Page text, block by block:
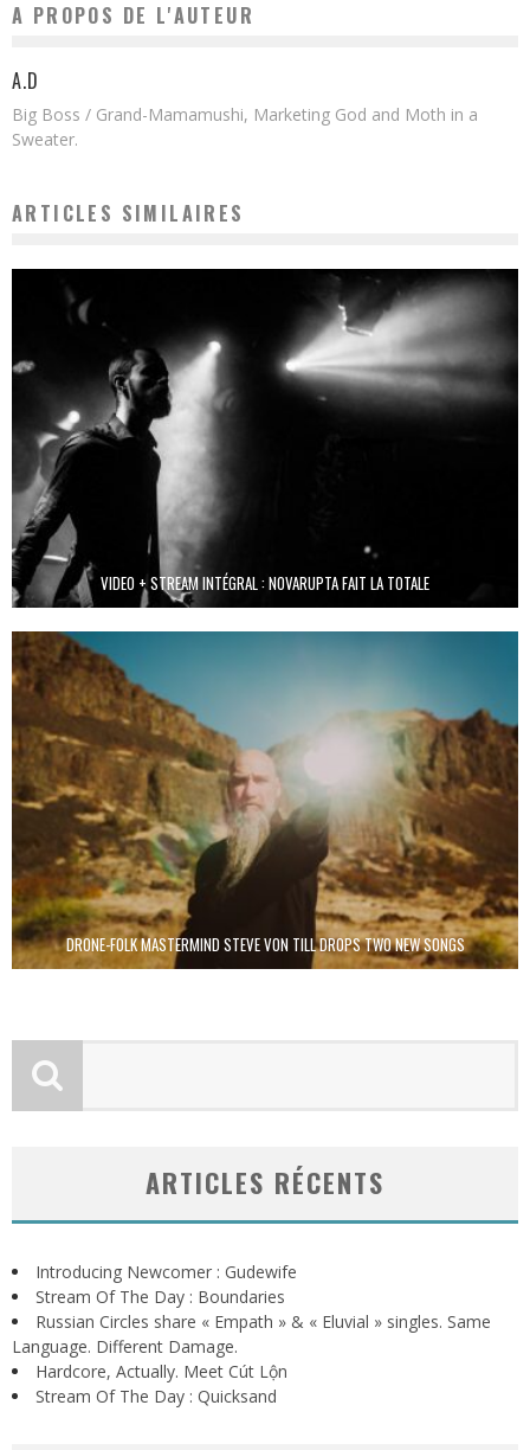
A PROPOS DE L'AUTEUR
A.D
Big Boss / Grand-Mamamushi, Marketing God and Moth in a
Sweater.
ARTICLES SIMILAIRES
VIDEO + STREAM INTÉGRAL : NOVARUPTA FAIT LA TOTALE
DRONE-FOLK MASTERMIND STEVE VON TILL DROPS TWO NEW SONGS
ARTICLES RÉCENTS
Introducing Newcomer : Gudewife
Stream Of The Day : Boundaries
Russian Circles share « Empath » & « Eluvial » singles. Same
Language. Different Damage.
Hardcore, Actually. Meet Cút Lộn
Stream Of The Day : Quicksand